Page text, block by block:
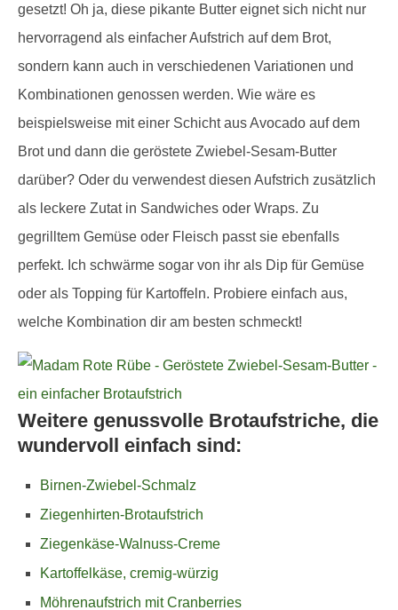
gesetzt! Oh ja, diese pikante Butter eignet sich nicht nur
hervorragend als einfacher Aufstrich auf dem Brot,
sondern kann auch in verschiedenen Variationen und
Kombinationen genossen werden. Wie wäre es
beispielsweise mit einer Schicht aus Avocado auf dem
Brot und dann die geröstete Zwiebel-Sesam-Butter
darüber? Oder du verwendest diesen Aufstrich zusätzlich
als leckere Zutat in Sandwiches oder Wraps. Zu
gegrilltem Gemüse oder Fleisch passt sie ebenfalls
perfekt. Ich schwärme sogar von ihr als Dip für Gemüse
oder als Topping für Kartoffeln. Probiere einfach aus,
welche Kombination dir am besten schmeckt!
Weitere genussvolle Brotaufstriche, die
wundervoll einfach sind:
Birnen-Zwiebel-Schmalz
Ziegenhirten-Brotaufstrich
Ziegenkäse-Walnuss-Creme
Kartoffelkäse, cremig-würzig
Möhrenaufstrich mit Cranberries